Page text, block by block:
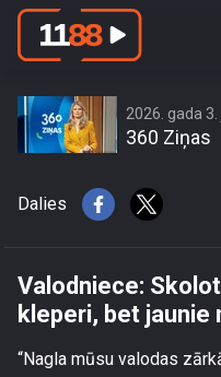
Valodniece:
2026. gada
360 Ziņas
Dalies
Valodniece:
kleperi, bet
“Nagla mūsu valodas